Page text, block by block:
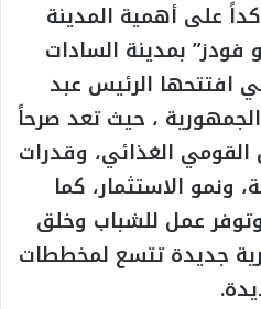
على أهمية المدينة
فودز” بمدينة السادات
افتتحها الرئيس عبد
، حيث تعد صرحاً
القومي الغذائي، وقدرات
ونمو الاستثمار، كما
عمل للشباب وخلق
جديدة تتسع لمخططات